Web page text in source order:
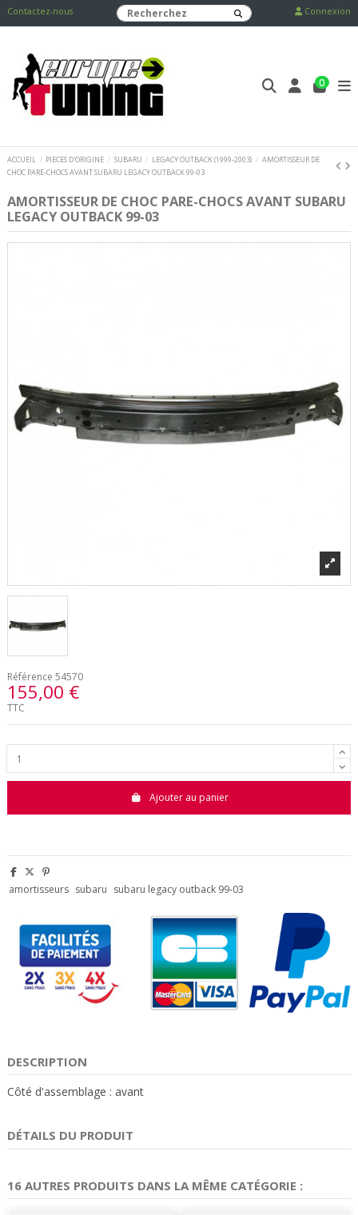
Contactez-nous Connexion
0
ACCUEIL PIECES D'ORIGINE SUBARU LEGACY OUTBACK (1999-2003)
AMORTISSEUR DE
CHOC PARE-CHOCS AVANT SUBARU LEGACY OUTBACK 99-03
AMORTISSEUR DE CHOC PARE-CHOCS AVANT SUBARU
LEGACY OUTBACK 99-03
Référence 54570
155,00 €
TTC
Ajouter au panier
amortisseurs subaru subaru legacy outback 99-03
DESCRIPTION
Côté d'assemblage : avant
DÉTAILS DU PRODUIT
16 AUTRES PRODUITS DANS LA MÊME CATÉGORIE :